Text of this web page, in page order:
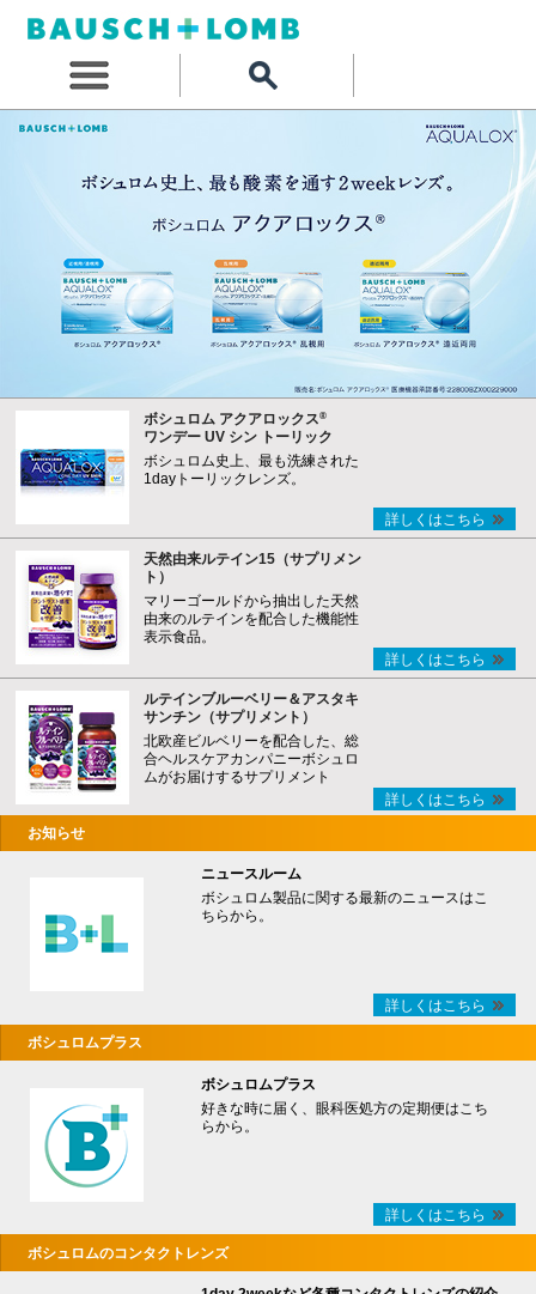
ボシュロム アクアロックス®
ワンデー UV シン トーリック
ボシュロム史上、最も洗練された
1dayトーリックレンズ。
詳しくはこちら
天然由来ルテイン15（サプリメン
ト）
マリーゴールドから抽出した天然
由来のルテインを配合した機能性
表示食品。
詳しくはこちら
ルテインブルーベリー＆アスタキ
サンチン（サプリメント）
北欧産ビルベリーを配合した、総
合ヘルスケアカンパニーボシュロ
ムがお届けするサプリメント
詳しくはこちら
お知らせ
ニュースルーム
ボシュロム製品に関する最新のニュースはこ
ちらから。
詳しくはこちら
ボシュロムプラス
ボシュロムプラス
好きな時に届く、眼科医処方の定期便はこち
らから。
詳しくはこちら
ボシュロムのコンタクトレンズ